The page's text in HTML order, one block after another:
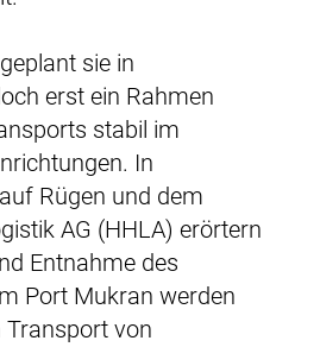
sie in
erst ein Rahmen
stabil im
In
Rügen und dem
AG (HHLA) erörtern
Entnahme des
Port Mukran werden
Transport von